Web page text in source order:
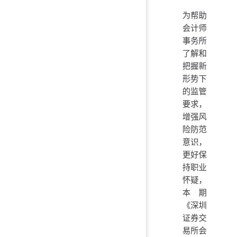
为帮助
会计师
事务所
了解和
把握新
形势下
的监管
要求，
增强风
险防范
意识，
更好保
持职业
怀疑，
本期
《深圳
证券交
易所会